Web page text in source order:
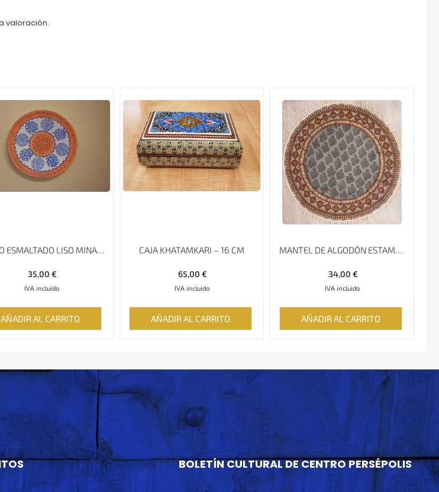
valoración.
PLATO ESMALTADO LISO MINAKARI – 17 CM
€
35,00
IVA incluido
AÑADIR AL CARRITO
CAJA KHATAMKARI – 16 CM
€
65,00
IVA incluido
AÑADIR AL CARRITO
MANTEL DE ALGODÓN ESTAMPADO A MANO, REDONDO 120CM,
€
34,00
IVA incluido
AÑADIR AL CARRITO
BOLETÍN CULTURAL DE CENTRO PERSÉPOLIS